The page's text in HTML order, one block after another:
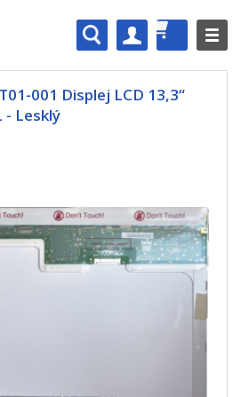
001 Displej LCD 13,3“
- Lesklý